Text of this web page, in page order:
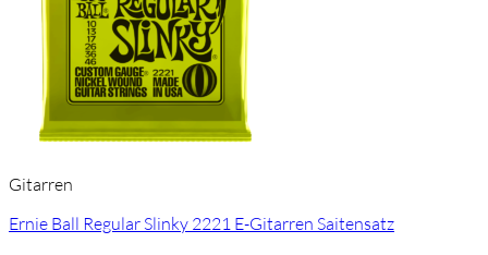
Gitarren
Ernie Ball Regular Slinky 2221 E-Gitarren Saitensatz